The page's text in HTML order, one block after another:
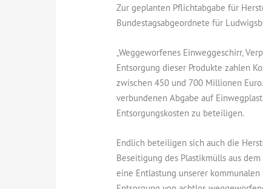
Zur geplanten Pflichtabgabe für
Bundestagsabgeordnete für
„Weggeworfenes Einweggeschirr,
Entsorgung dieser Produkte zahlen
zwischen 450 und 700 Millionen
verbundenen Abgabe auf
Entsorgungskosten zu beteiligen.
Endlich beteiligen sich auch die
Beseitigung des Plastikmülls aus
eine Entlastung unserer